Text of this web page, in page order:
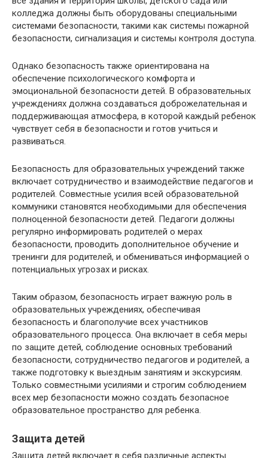
колледжа должны быть оборудованы специальными
системами безопасности, такими как системы пожарной
безопасности, сигнализация и системы контроля доступа.
Однако безопасность также ориентирована на
обеспечение психологического комфорта и
эмоциональной безопасности детей. В образовательных
учреждениях должна создаваться доброжелательная и
поддерживающая атмосфера, в которой каждый ребенок
чувствует себя в безопасности и готов учиться и
развиваться.
Безопасность для образовательных учреждений также
включает сотрудничество и взаимодействие педагогов и
родителей. Совместные усилия всей образовательной
коммуники становятся необходимыми для обеспечения
полноценной безопасности детей. Педагоги должны
регулярно информировать родителей о мерах
безопасности, проводить дополнительное обучение и
тренинги для родителей, и обмениваться информацией о
потенциальных угрозах и рисках.
Таким образом, безопасность играет важную роль в
образовательных учреждениях, обеспечивая
безопасность и благополучие всех участников
образовательного процесса. Она включает в себя меры
по защите детей, соблюдение основных требований
безопасности, сотрудничество педагогов и родителей, а
также подготовку к выездным занятиям и экскурсиям.
Только совместными усилиями и строгим соблюдением
всех мер безопасности можно создать безопасное
образовательное пространство для ребенка.
Защита детей
Защита детей включает в себя различные аспекты